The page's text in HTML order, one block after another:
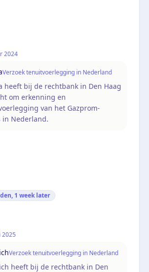
2024
Verzoek tenuitvoerlegging in Nederland
heeft bij de rechtbank in Den Haag
om erkenning en
van het Gazprom-
in Nederland.
1 week later
2025
Verzoek tenuitvoerlegging in Nederland
heeft bij de rechtbank in Den